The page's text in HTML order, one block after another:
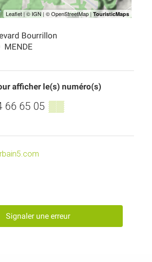
Bourrillon
MENDE
afficher le(s) numéro(s)
66 65 05 ▒▒
Signaler une erreur